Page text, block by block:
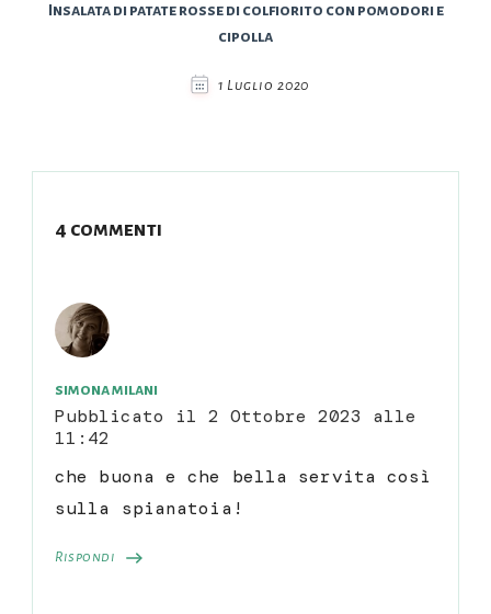
Insalata di patate rosse di colfiorito con pomodori e
cipolla
1 Luglio 2020
4 commenti
simona milani
Pubblicato il 2 Ottobre 2023 alle
11:42
Rispondi
che buona e che bella servita così
sulla spianatoia!